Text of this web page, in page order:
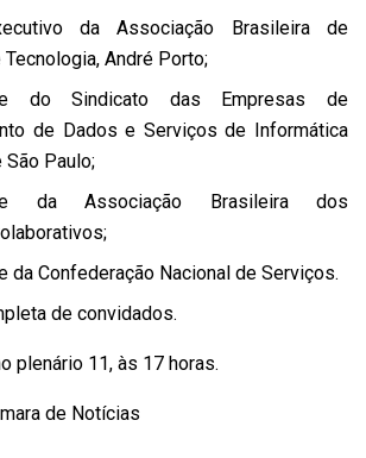
da Associação Brasileira de
André Porto;
do Sindicato das Empresas de
de Dados e Serviços de Informática
Paulo;
da Associação Brasileira dos
da Confederação Nacional de Serviços.
de convidados.
plenário 11, às 17 horas.
de Notícias